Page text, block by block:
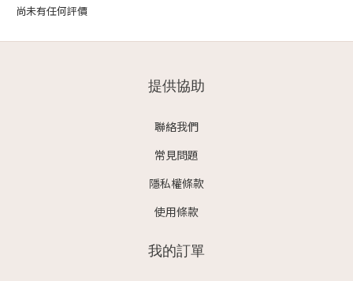
尚未有任何評價
提供協助
聯絡我們
常見問題
隱私權條款
使用條款
我的訂單